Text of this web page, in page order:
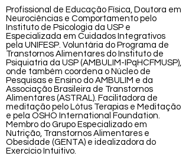
Profissional de Educação Física, Doutora em
Neurociências e Comportamento pelo
Instituto de Psicologia da USP e
Especializada em Cuidados Integrativos
pela UNIFESP. Voluntária do Programa de
Transtornos Alimentares do Instituto de
Psiquiatria da USP (AMBULIM-IPqHCFMUSP),
onde também coordena o Núcleo de
Pesquisas e Ensino do AMBULIM e da
Associação Brasileira de Transtornos
Alimentares (ASTRAL). Facilitadora de
meditação pelo Lótus Terapias e Meditação
e pela OSHO International Foundation.
Membro do Grupo Especializado em
Nutrição, Transtornos Alimentares e
Obesidade (GENTA) e idealizadora do
Exercício Intuitivo.